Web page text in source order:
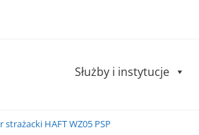
Służby i instytucje
strażacki HAFT WZ05 PSP